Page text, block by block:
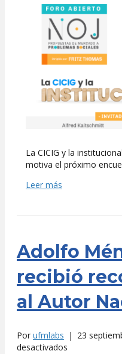
Noj:
La
CICIG
y
la
en
el
país
La CICIG y la
motiva el próximo
Leer más
Adolfo
recibió
al Autor
Por ufmlabs | 23
desactivados